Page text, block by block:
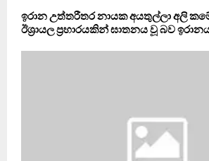
ඉරාන උත්තරීතර නායක අයතුල්ලා අලි
ඊශ්‍රායල ප්‍රහාරයකින් ඝාතනය වූ බව